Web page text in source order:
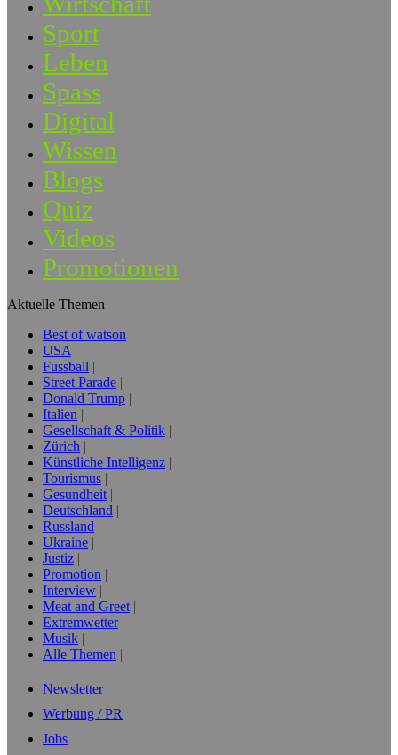
Sport
Leben
Spass
Digital
Wissen
Blogs
Quiz
Videos
Promotionen
Aktuelle Themen
Best of watson
USA
Fussball
Street Parade
Donald Trump
Italien
Gesellschaft & Politik
Zürich
Künstliche Intelligenz
Tourismus
Gesundheit
Deutschland
Russland
Ukraine
Justiz
Promotion
Interview
Meat and Greet
Extremwetter
Musik
Alle Themen
Newsletter
Werbung / PR
Jobs